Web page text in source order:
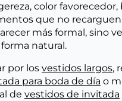
color favorecedor,
que no recarguen.
más formal, sino
natural.
por los vestidos largos,
para boda de día o
de vestidos de invitada